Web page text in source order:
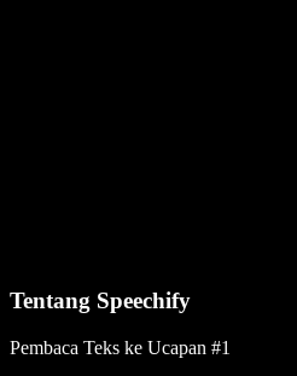
Tentang Speechify
Pembaca Teks ke Ucapan #1